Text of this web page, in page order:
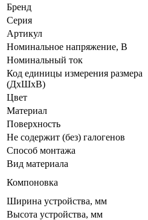
Бренд
Серия
Артикул
Номинальное напряжение, В
Номинальный ток
Код единицы измерения размера
(ДхШхВ)
Цвет
Материал
Поверхность
Не содержит (без) галогенов
Способ монтажа
Вид материала
Компоновка
Ширина устройства, мм
Высота устройства, мм